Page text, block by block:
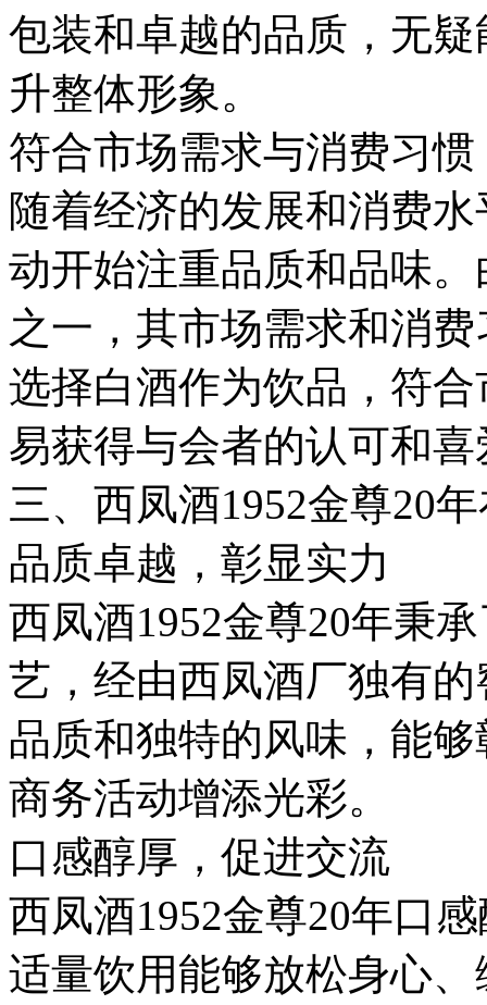
包装和卓越的品质，无
升整体形象。
符合市场需求与消费习惯
随着经济的发展和消费
动开始注重品质和品味
之一，其市场需求和消
选择白酒作为饮品，符
易获得与会者的认可和喜
三、西凤酒1952金尊20
品质卓越，彰显实力
西凤酒1952金尊20年秉
艺，经由西凤酒厂独有
品质和独特的风味，能
商务活动增添光彩。
口感醇厚，促进交流
西凤酒1952金尊20年口
适量饮用能够放松身心